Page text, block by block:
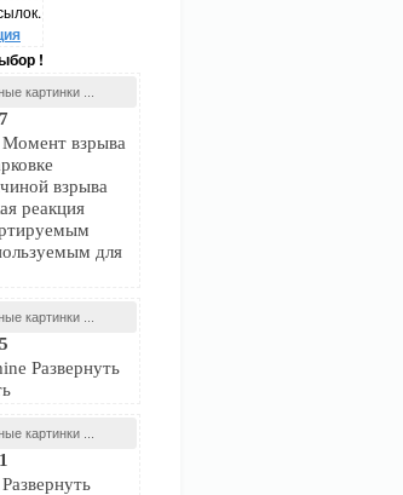
!
картинки ...
взрыва
взрыва
реакция
для
картинки ...
Развернуть
картинки ...